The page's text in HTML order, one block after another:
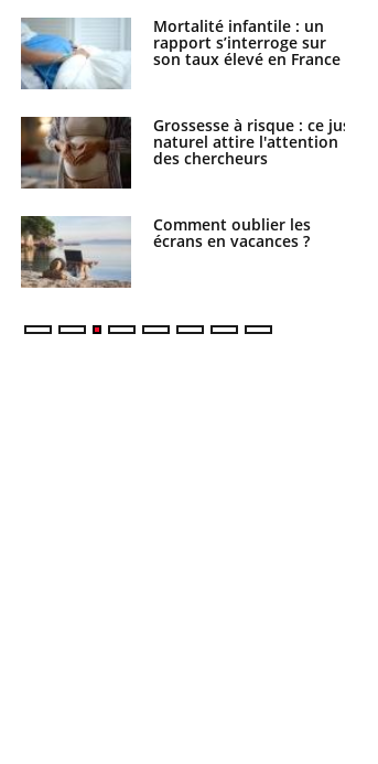
Mortalité infantile : un
rapport s’interroge sur
son taux élevé en France
Grossesse à risque : ce jus
naturel attire l'attention
des chercheurs
Comment oublier les
écrans en vacances ?